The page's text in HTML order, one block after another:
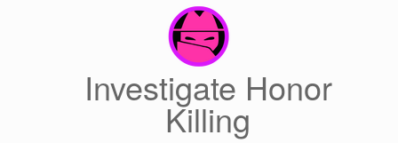
Investigate Honor
Killing